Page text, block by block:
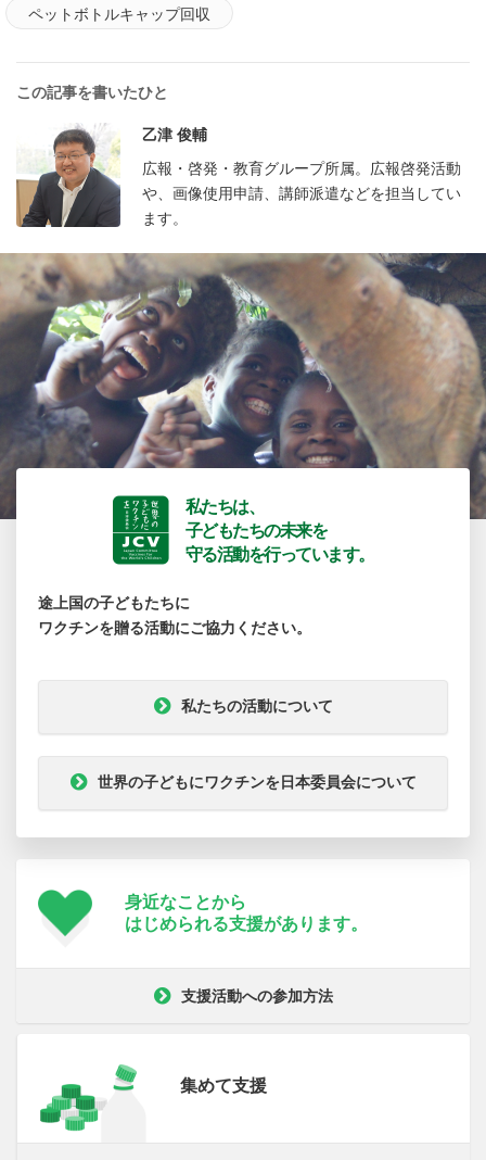
ペットボトルキャップ回収
この記事を書いたひと
乙津 俊輔
広報・啓発・教育グループ所属。広報啓発活動
や、画像使用申請、講師派遣などを担当してい
ます。
私たちは、
子どもたちの未来を
守る活動を行っています。
途上国の子どもたちに
ワクチンを贈る活動にご協力ください。
私たちの活動について
世界の子どもにワクチンを日本委員会について
身近なことから
はじめられる支援があります。
支援活動への参加方法
集めて支援